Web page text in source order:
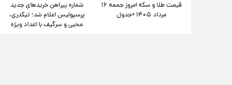
قیمت طلا و سکه امروز جمعه ۱۶
مرداد ۱۴۰۵ +جدول
شماره پیراهن خریدهای جدید
پرسپولیس اعلام شد؛ تیکدری،
محبی و سرگیف با اعداد ویژه